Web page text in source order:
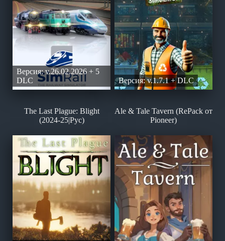
Версия: v.26.02.2026 + 5
DLC
Версия: v.1.7.1 + DLC
The Last Plague: Blight
(2024-25|Рус)
Ale & Tale Tavern (RePack от
Pioneer)